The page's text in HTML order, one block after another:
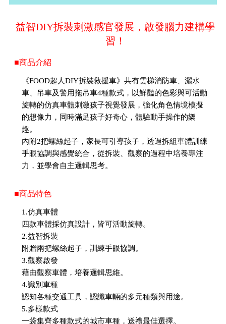
益智DIY拆裝刺激感官發展，啟發腦力建構學
習！
■商品介紹
《FOOD超人DIY拆裝救援車》共有雲梯消防車、灑水
車、吊車及警用拖吊車4種款式，以鮮豔的色彩與可活動
旋轉的仿真車體刺激孩子視覺發展，強化角色情境模擬
的想像力，同時滿足孩子好奇心，體驗動手操作的樂
趣。
內附2把螺絲起子，家長可引導孩子，透過拆組車體訓練
手眼協調與感覺統合，從拆裝、觀察的過程中培養專注
力，並學會自主邏輯思考。
■商品特色
1.仿真車體
四款車體採仿真設計，皆可活動旋轉。
2.益智拆裝
附贈兩把螺絲起子，訓練手眼協調。
3.觀察啟發
藉由觀察車體，培養邏輯思維。
4.識別車種
認知各種交通工具，認識車輛的多元種類與用途。
5.多樣款式
一袋集齊多種款式的城市車種，送禮最佳選擇。